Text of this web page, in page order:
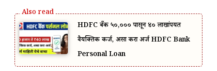
HDFC बँक ₹५०,००० पासून ₹४० लाखांपर्यंत
वैयक्तिक कर्ज, असा करा अर्ज HDFC Bank
Personal Loan